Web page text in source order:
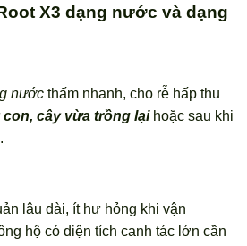
X3 dạng nước và dạng
nước thấm nhanh, cho rễ hấp thu
con, cây vừa trồng lạihoặc sau khi
lâu dài, ít hư hỏng khi vận
hộ có diện tích canh tác lớn cần